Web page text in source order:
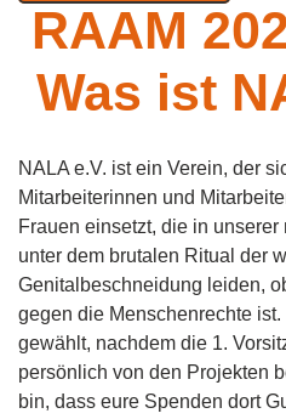
RAAM
Was ist
NALA e.V. ist ein Verein, der
Mitarbeiterinnen und
Frauen einsetzt, die in
unter dem brutalen Ritual der
Genitalbeschneidung leiden,
gegen die Menschenrechte
gewählt, nachdem die 1.
persönlich von den Projekten
bin, dass eure Spenden dort